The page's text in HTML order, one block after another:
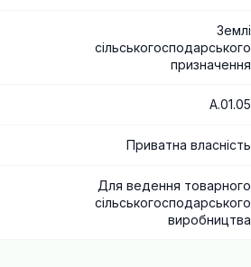
Землі
сільськогосподарського
призначення
A.01.05
Приватна власність
Для ведення товарного
сільськогосподарського
виробництва